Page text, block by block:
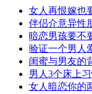
女人再恨嫁也
伴侣介意异性
暗恋男孩要不
验证一个男人
闺蜜与男友的
男人3个床上
女人暗恋你的